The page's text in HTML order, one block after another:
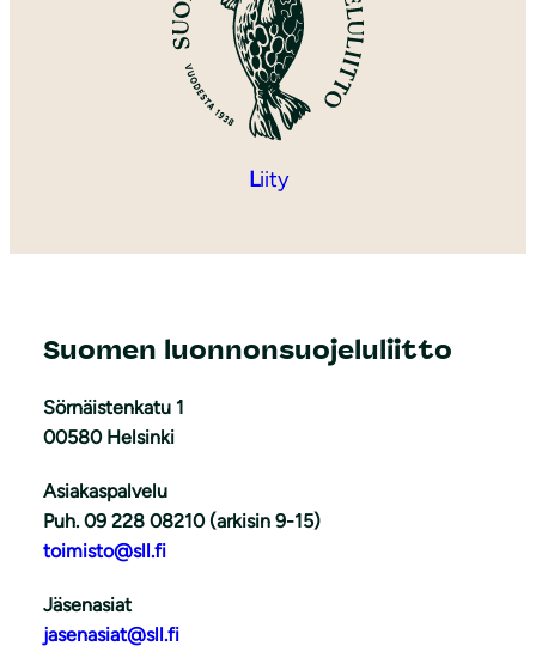
Liity
Suomen luonnonsuojeluliitto
Sörnäistenkatu 1
00580 Helsinki
Asiakaspalvelu
Puh. 09 228 08210 (arkisin 9-15)
toimisto@sll.fi
Jäsenasiat
jasenasiat@sll.fi